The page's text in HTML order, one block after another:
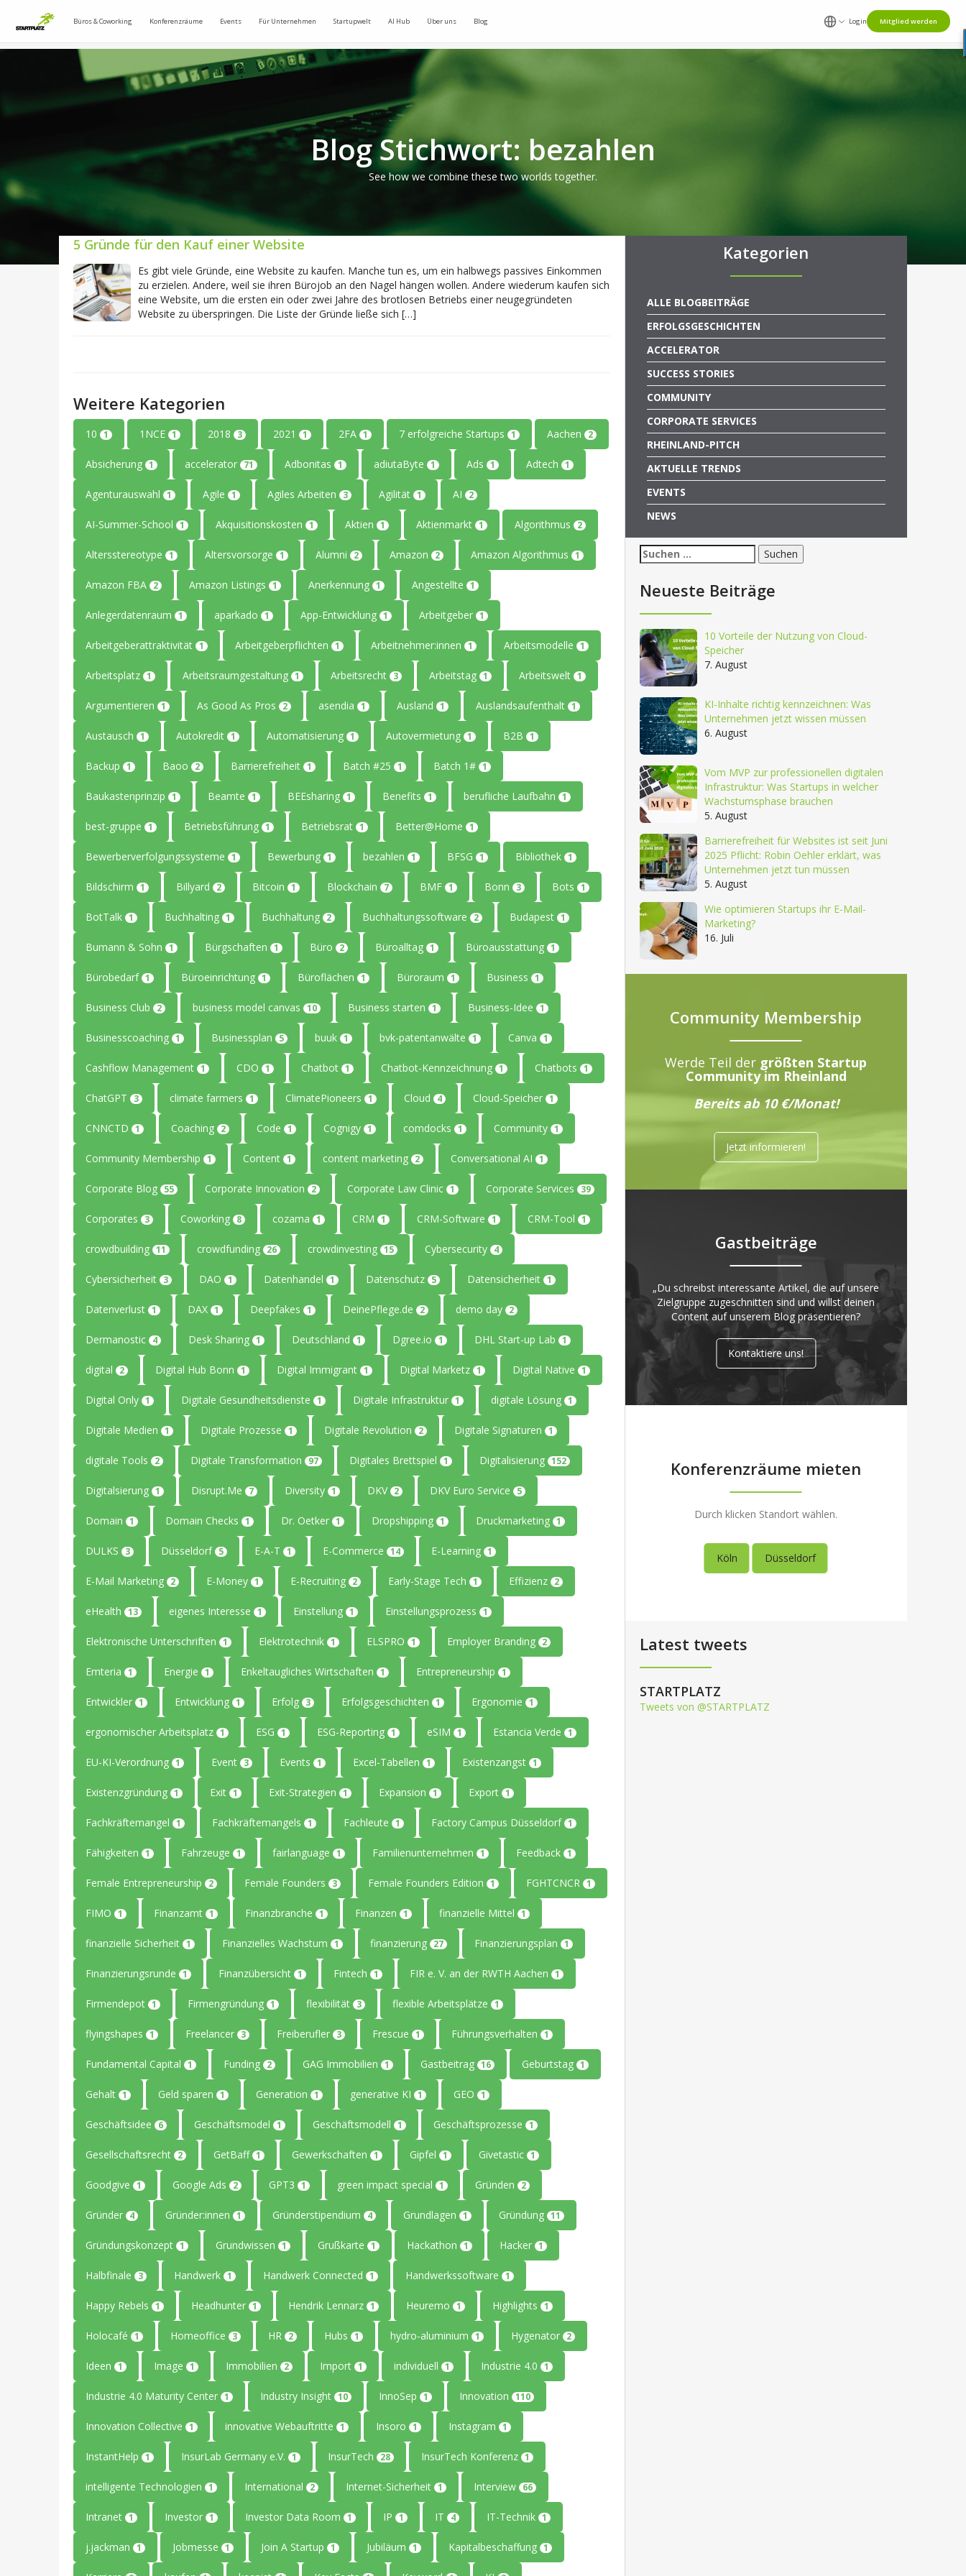
Büros & Coworking Konferenzräume Events Für Unternehmen Startupwelt AI Hub Über uns Blog Login Mitglied werden
Blog Stichwort: bezahlen
See how we combine these two worlds together.
5 Gründe für den Kauf einer Website
Es gibt viele Gründe, eine Website zu kaufen. Manche tun es, um ein halbwegs passives Einkommen
zu erzielen. Andere, weil sie ihren Bürojob an den Nagel hängen wollen. Andere wiederum kaufen sich
eine Website, um die ersten ein oder zwei Jahre des brotlosen Betriebs einer neugegründeten
Website zu überspringen. Die Liste der Gründe ließe sich […]
Weitere Kategorien
10 1 1NCE 1 2018 3 2021 1 2FA 1 7 erfolgreiche Startups 1 Aachen 2
Absicherung 1 accelerator 71 Adbonitas 1 adiutaByte 1 Ads 1 Adtech 1
Agenturauswahl 1 Agile 1 Agiles Arbeiten 3 Agilität 1 AI 2
AI-Summer-School 1 Akquisitionskosten 1 Aktien 1 Aktienmarkt 1 Algorithmus 2
Altersstereotype 1 Altersvorsorge 1 Alumni 2 Amazon 2 Amazon Algorithmus 1
Amazon FBA 2 Amazon Listings 1 Anerkennung 1 Angestellte 1
Anlegerdatenraum 1 aparkado 1 App-Entwicklung 1 Arbeitgeber 1
Arbeitgeberattraktivität 1 Arbeitgeberpflichten 1 Arbeitnehmer:innen 1 Arbeitsmodelle 1
Arbeitsplatz 1 Arbeitsraumgestaltung 1 Arbeitsrecht 3 Arbeitstag 1 Arbeitswelt 1
Argumentieren 1 As Good As Pros 2 asendia 1 Ausland 1 Auslandsaufenthalt 1
Austausch 1 Autokredit 1 Automatisierung 1 Autovermietung 1 B2B 1
Backup 1 Baoo 2 Barrierefreiheit 1 Batch #25 1 Batch 1# 1
Baukastenprinzip 1 Beamte 1 BEEsharing 1 Benefits 1 berufliche Laufbahn 1
best-gruppe 1 Betriebsführung 1 Betriebsrat 1 Better@Home 1
Bewerberverfolgungssysteme 1 Bewerbung 1 bezahlen 1 BFSG 1 Bibliothek 1
Bildschirm 1 Billyard 2 Bitcoin 1 Blockchain 7 BMF 1 Bonn 3 Bots 1
BotTalk 1 Buchhalting 1 Buchhaltung 2 Buchhaltungssoftware 2 Budapest 1
Bumann & Sohn 1 Bürgschaften 1 Büro 2 Büroalltag 1 Büroausstattung 1
Bürobedarf 1 Büroeinrichtung 1 Büroflächen 1 Büroraum 1 Business 1
Business Club 2 business model canvas 10 Business starten 1 Business-Idee 1
Businesscoaching 1 Businessplan 5 buuk 1 bvk-patentanwälte 1 Canva 1
Cashflow Management 1 CDO 1 Chatbot 1 Chatbot-Kennzeichnung 1 Chatbots 1
ChatGPT 3 climate farmers 1 ClimatePioneers 1 Cloud 4 Cloud-Speicher 1
CNNCTD 1 Coaching 2 Code 1 Cognigy 1 comdocks 1 Community 1
Community Membership 1 Content 1 content marketing 2 Conversational AI 1
Corporate Blog 55 Corporate Innovation 2 Corporate Law Clinic 1 Corporate Services 39
Corporates 3 Coworking 8 cozama 1 CRM 1 CRM-Software 1 CRM-Tool 1
crowdbuilding 11 crowdfunding 26 crowdinvesting 15 Cybersecurity 4
Cybersicherheit 3 DAO 1 Datenhandel 1 Datenschutz 5 Datensicherheit 1
Datenverlust 1 DAX 1 Deepfakes 1 DeinePflege.de 2 demo day 2
Dermanostic 4 Desk Sharing 1 Deutschland 1 Dgree.io 1 DHL Start-up Lab 1
digital 2 Digital Hub Bonn 1 Digital Immigrant 1 Digital Marketz 1 Digital Native 1
Digital Only 1 Digitale Gesundheitsdienste 1 Digitale Infrastruktur 1 digitale Lösung 1
Digitale Medien 1 Digitale Prozesse 1 Digitale Revolution 2 Digitale Signaturen 1
digitale Tools 2 Digitale Transformation 97 Digitales Brettspiel 1 Digitalisierung 152
Digitalsierung 1 Disrupt.Me 7 Diversity 1 DKV 2 DKV Euro Service 5
Domain 1 Domain Checks 1 Dr. Oetker 1 Dropshipping 1 Druckmarketing 1
DULKS 3 Düsseldorf 5 E-A-T 1 E-Commerce 14 E-Learning 1
E-Mail Marketing 2 E-Money 1 E-Recruiting 2 Early-Stage Tech 1 Effizienz 2
eHealth 13 eigenes Interesse 1 Einstellung 1 Einstellungsprozess 1
Elektronische Unterschriften 1 Elektrotechnik 1 ELSPRO 1 Employer Branding 2
Emteria 1 Energie 1 Enkeltaugliches Wirtschaften 1 Entrepreneurship 1
Entwickler 1 Entwicklung 1 Erfolg 3 Erfolgsgeschichten 1 Ergonomie 1
ergonomischer Arbeitsplatz 1 ESG 1 ESG-Reporting 1 eSIM 1 Estancia Verde 1
EU-KI-Verordnung 1 Event 3 Events 1 Excel-Tabellen 1 Existenzangst 1
Existenzgründung 1 Exit 1 Exit-Strategien 1 Expansion 1 Export 1
Fachkräftemangel 1 Fachkräftemangels 1 Fachleute 1 Factory Campus Düsseldorf 1
Fähigkeiten 1 Fahrzeuge 1 fairlanguage 1 Familienunternehmen 1 Feedback 1
Female Entrepreneurship 2 Female Founders 3 Female Founders Edition 1 FGHTCNCR 1
FIMO 1 Finanzamt 1 Finanzbranche 1 Finanzen 1 finanzielle Mittel 1
finanzielle Sicherheit 1 Finanzielles Wachstum 1 finanzierung 27 Finanzierungsplan 1
Finanzierungsrunde 1 Finanzübersicht 1 Fintech 1 FIR e. V. an der RWTH Aachen 1
Firmendepot 1 Firmengründung 1 flexibilität 3 flexible Arbeitsplätze 1
flyingshapes 1 Freelancer 3 Freiberufler 3 Frescue 1 Führungsverhalten 1
Fundamental Capital 1 Funding 2 GAG Immobilien 1 Gastbeitrag 16 Geburtstag 1
Gehalt 1 Geld sparen 1 Generation 1 generative KI 1 GEO 1
Geschäftsidee 6 Geschäftsmodel 1 Geschäftsmodell 1 Geschäftsprozesse 1
Gesellschaftsrecht 2 GetBaff 1 Gewerkschaften 1 Gipfel 1 Givetastic 1
Goodgive 1 Google Ads 2 GPT3 1 green impact special 1 Gründen 2
Gründer 4 Gründer:innen 1 Gründerstipendium 4 Grundlagen 1 Gründung 11
Gründungskonzept 1 Grundwissen 1 Grußkarte 1 Hackathon 1 Hacker 1
Halbfinale 3 Handwerk 1 Handwerk Connected 1 Handwerkssoftware 1
Happy Rebels 1 Headhunter 1 Hendrik Lennarz 1 Heuremo 1 Highlights 1
Holocafé 1 Homeoffice 3 HR 2 Hubs 1 hydro-aluminium 1 Hygenator 2
Ideen 1 Image 1 Immobilien 2 Import 1 individuell 1 Industrie 4.0 1
Industrie 4.0 Maturity Center 1 Industry Insight 10 InnoSep 1 Innovation 110
Innovation Collective 1 innovative Webauftritte 1 Insoro 1 Instagram 1
InstantHelp 1 InsurLab Germany e.V. 1 InsurTech 28 InsurTech Konferenz 1
intelligente Technologien 1 International 2 Internet-Sicherheit 1 Interview 66
Intranet 1 Investor 1 Investor Data Room 1 IP 1 IT 4 IT-Technik 1
j.jackman 1 Jobmesse 1 Join A Startup 1 Jubiläum 1 Kapitalbeschaffung 1
Kategorien
ALLE BLOGBEITRÄGE
ERFOLGSGESCHICHTEN
ACCELERATOR
SUCCESS STORIES
COMMUNITY
CORPORATE SERVICES
RHEINLAND-PITCH
AKTUELLE TRENDS
EVENTS
NEWS
Suchen
nach:
Neueste Beiträge
10 Vorteile der Nutzung von Cloud-
Speicher
7. August
KI-Inhalte richtig kennzeichnen: Was
Unternehmen jetzt wissen müssen
6. August
Vom MVP zur professionellen digitalen
Infrastruktur: Was Startups in welcher
Wachstumsphase brauchen
5. August
Barrierefreiheit für Websites ist seit Juni
2025 Pflicht: Robin Oehler erklärt, was
Unternehmen jetzt tun müssen
5. August
Wie optimieren Startups ihr E-Mail-
Marketing?
16. Juli
Community Membership
Werde Teil der größten Startup
Community im Rheinland
Bereits ab 10 €/Monat!
Jetzt informieren!
Gastbeiträge
„Du schreibst interessante Artikel, die auf unsere
Zielgruppe zugeschnitten sind und willst deinen
Content auf unserem Blog präsentieren?
Kontaktiere uns!
Konferenzräume mieten
Durch klicken Standort wählen.
Köln Düsseldorf
Latest tweets
STARTPLATZ
Tweets von @STARTPLATZ